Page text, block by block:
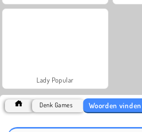
Lady Popular
Denk Games Woorden vinden